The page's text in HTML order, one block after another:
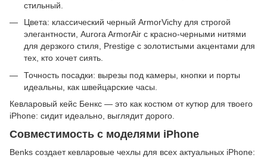
стильный.
Цвета: классический черный ArmorVichy для строгой
элегантности, Aurora ArmorAir с красно-черными нитями
для дерзкого стиля, Prestige с золотистыми акцентами для
тех, кто хочет сиять.
Точность посадки: вырезы под камеры, кнопки и порты
идеальны, как швейцарские часы.
Кевларовый кейс Бенкс — это как костюм от кутюр для твоего
iPhone: сидит идеально, выглядит дорого.
Совместимость с моделями iPhone
Benks создает кевларовые чехлы для всех актуальных iPhone: